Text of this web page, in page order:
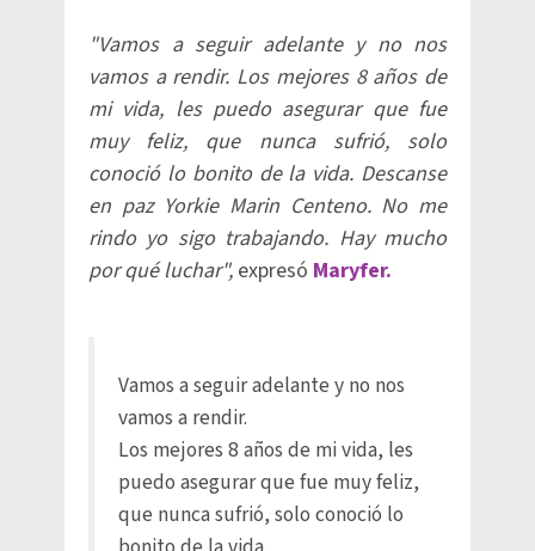
"Vamos a seguir adelante y no nos
vamos a rendir. Los mejores 8 años de
mi vida, les puedo asegurar que fue
muy feliz, que nunca sufrió, solo
conoció lo bonito de la vida. Descanse
en paz Yorkie Marin Centeno. No me
rindo yo sigo trabajando. Hay mucho
por qué luchar", expresó Maryfer.
Vamos a seguir adelante y no nos
vamos a rendir.
Los mejores 8 años de mi vida, les
puedo asegurar que fue muy feliz,
que nunca sufrió, solo conoció lo